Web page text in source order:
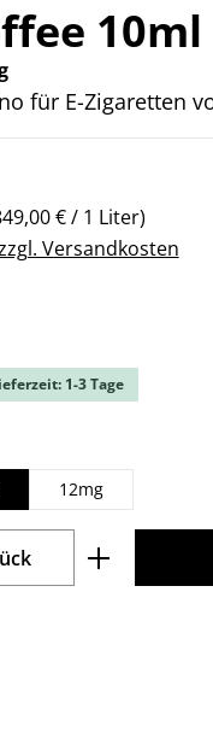
für E-Zigaretten
€ / 1 Liter)
Versandkosten
Bewertung von 0
1-3 Tage
12mg
Gib den